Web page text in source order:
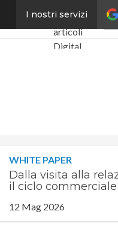
I nostri servizi
artificialeUltimi
articoli
Digital
Green
economy
Intelligenza
artificiale
Videointerviste
Le Guide di
WHITE PAPER
Dalla visita alla
il ciclo commerciale
12 Mag 2026